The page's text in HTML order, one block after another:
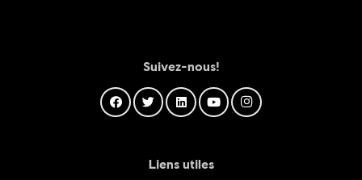
Suivez-nous!
Liens utiles